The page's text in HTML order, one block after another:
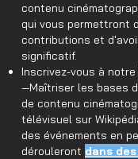
contenu
qui vous permettront
contributions et
significatif.
Inscrivez-vous à notre
—Maîtriser les bases
de contenu
télévisuel sur
des événements en
dérouleront dans